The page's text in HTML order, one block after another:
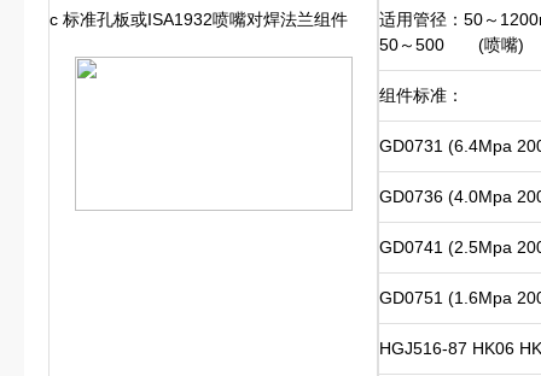
c 标准孔板或ISA1932喷嘴对焊法兰组件
适用管径：50～
50～500 (喷嘴)
组件标准：
GD0731 (6.4Mpa
GD0736 (4.0Mpa
GD0741 (2.5Mpa
GD0751 (1.6Mpa
HGJ516-87 HK06